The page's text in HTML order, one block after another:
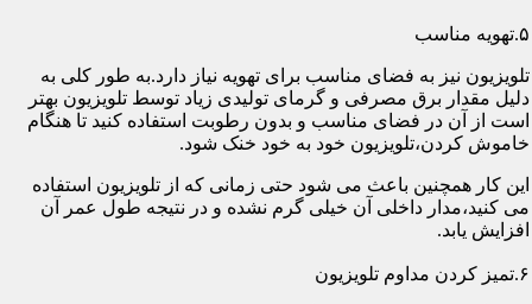
۵.تهویه مناسب
تلویزیون نیز به فضای مناسب برای تهویه نیاز دارد.به طور کلی به
دلیل مقدار برق مصرفی و گرمای تولیدی زیاد توسط تلویزیون بهتر
است از آن در فضای مناسب و بدون رطوبت استفاده کنید تا هنگام
خاموش کردن،تلویزیون خود به خود خنک شود.
این کار همچنین باعث می شود حتی زمانی که از تلویزیون استفاده
می کنید،مدار داخلی آن خیلی گرم نشده و در نتیجه طول عمر آن
افزایش یابد.
۶.تمیز کردن مداوم تلویزیون